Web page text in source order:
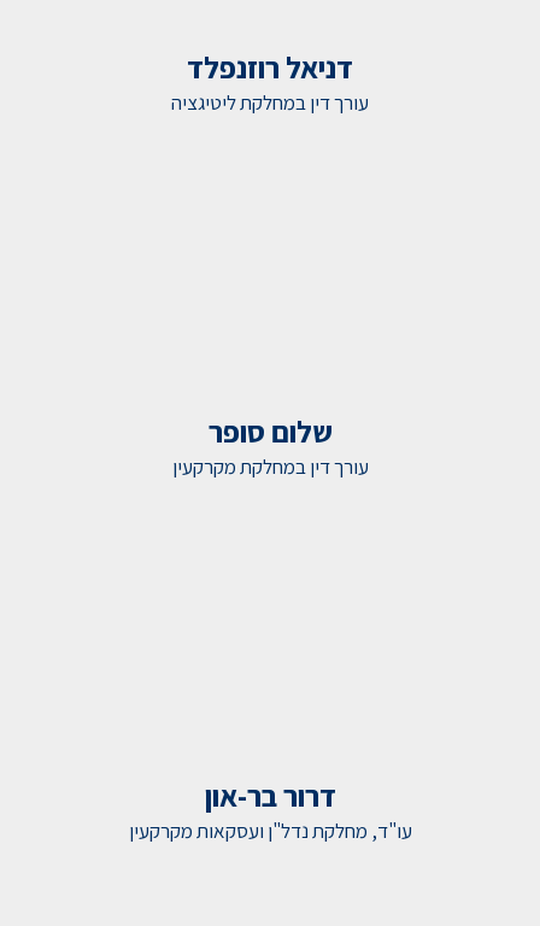
דניאל רוזנפלד
עורך דין במחלקת ליטיגציה
שלום סופר
עורך דין במחלקת מקרקעין
דרור בר-און
עו"ד, מחלקת נדל"ן ועסקאות מקרקעין